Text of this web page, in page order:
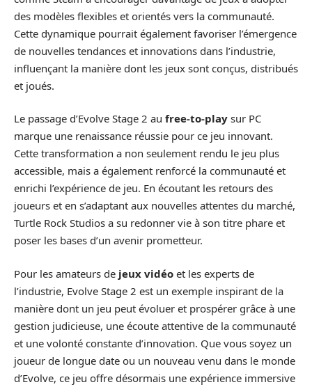
des modèles flexibles et orientés vers la communauté.
Cette dynamique pourrait également favoriser l’émergence
de nouvelles tendances et innovations dans l’industrie,
influençant la manière dont les jeux sont conçus, distribués
et joués.
Le passage d’Evolve Stage 2 au free-to-play sur PC
marque une renaissance réussie pour ce jeu innovant.
Cette transformation a non seulement rendu le jeu plus
accessible, mais a également renforcé la communauté et
enrichi l’expérience de jeu. En écoutant les retours des
joueurs et en s’adaptant aux nouvelles attentes du marché,
Turtle Rock Studios a su redonner vie à son titre phare et
poser les bases d’un avenir prometteur.
Pour les amateurs de jeux vidéo et les experts de
l’industrie, Evolve Stage 2 est un exemple inspirant de la
manière dont un jeu peut évoluer et prospérer grâce à une
gestion judicieuse, une écoute attentive de la communauté
et une volonté constante d’innovation. Que vous soyez un
joueur de longue date ou un nouveau venu dans le monde
d’Evolve, ce jeu offre désormais une expérience immersive